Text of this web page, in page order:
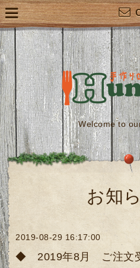
Welcome to
お知
2019-08-29 16:17:00
◆ 2019年8月 ご注文受